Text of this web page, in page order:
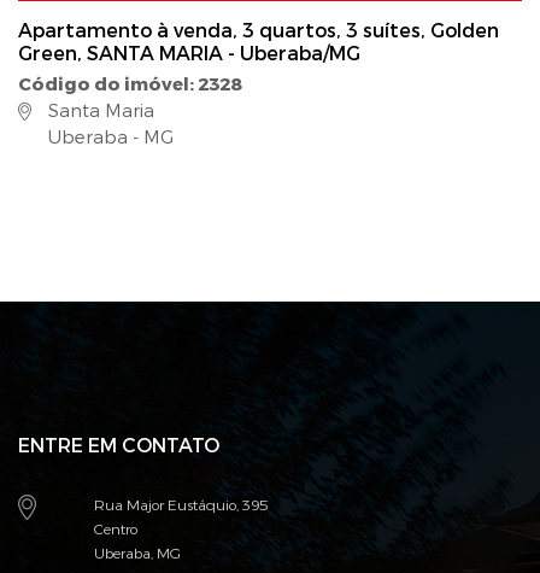
Apartamento à venda, 3 quartos, 3 suítes, Golden
Green, SANTA MARIA - Uberaba/MG
Código do imóvel: 2328
Santa Maria
Uberaba - MG
ENTRE EM CONTATO
Rua Major Eustáquio, 395
Centro
Uberaba, MG